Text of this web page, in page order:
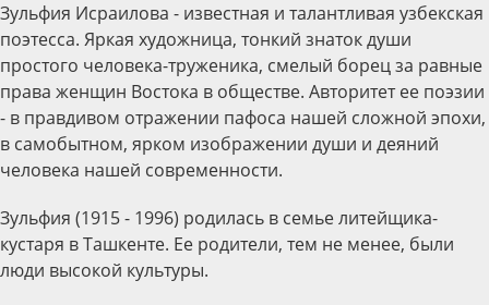
Зульфия Исраилова - известная и талантливая узбекская
поэтесса. Яркая художница, тонкий знаток души
простого человека-труженика, смелый борец за равные
права женщин Востока в обществе. Авторитет ее поэзии
- в правдивом отражении пафоса нашей сложной эпохи,
в самобытном, ярком изображении души и деяний
человека нашей современности.
Зульфия (1915 - 1996) родилась в семье литейщика-
кустаря в Ташкенте. Ее родители, тем не менее, были
люди высокой культуры.